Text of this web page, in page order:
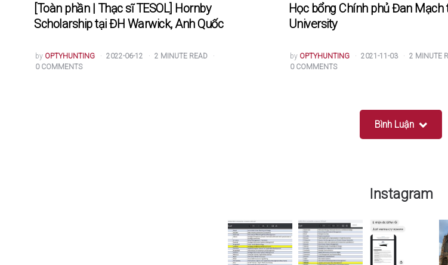
[Toàn phần | Thạc sĩ TESOL] Hornby
Scholarship tại ĐH Warwick, Anh Quốc
POSTED
BY
by OPTYHUNTING 2022-06-12 2 MINUTE READ
0 COMMENTS
Học bổng Chính phủ Đan Mạch
University
POSTED
BY
by OPTYHUNTING 2021-11-03 2 MINUTE
0 COMMENTS
Bình Luận
Instagram